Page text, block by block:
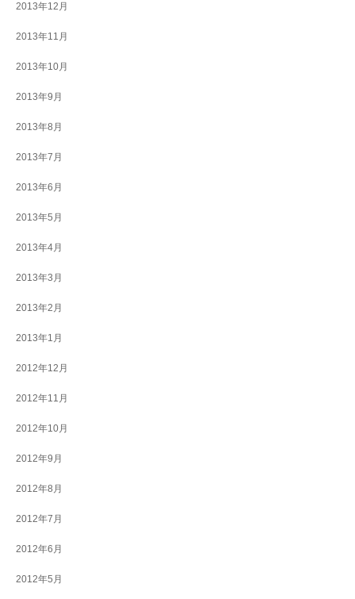
2013年12月
2013年11月
2013年10月
2013年9月
2013年8月
2013年7月
2013年6月
2013年5月
2013年4月
2013年3月
2013年2月
2013年1月
2012年12月
2012年11月
2012年10月
2012年9月
2012年8月
2012年7月
2012年6月
2012年5月